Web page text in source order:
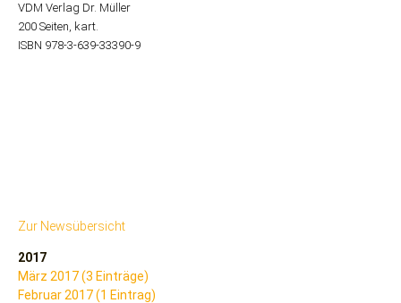
VDM Verlag Dr. Müller
200 Seiten, kart.
ISBN 978-3-639-33390-9
Zur Newsübersicht
2017
März 2017 (3 Einträge)
Februar 2017 (1 Eintrag)